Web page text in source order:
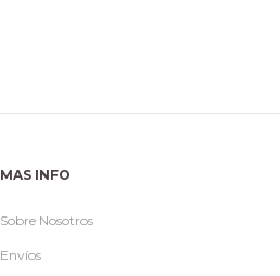
MAS INFO
Sobre Nosotros
Envíos